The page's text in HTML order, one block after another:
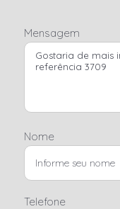
Mensagem
Nome
Telefone